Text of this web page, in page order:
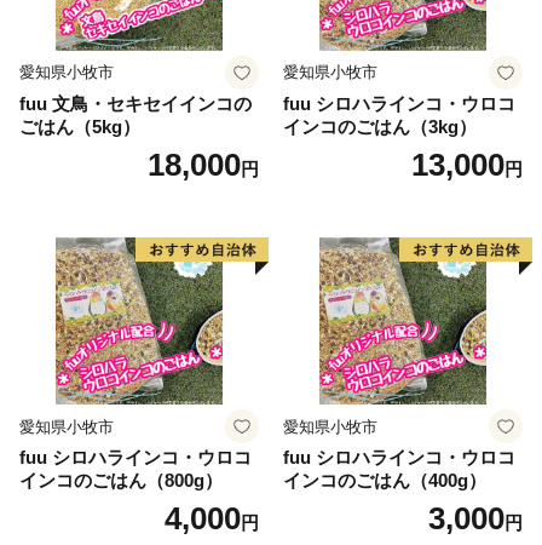
愛知県小牧市
fuu 文鳥・セキセイインコの
ごはん（5kg）
18,000円
愛知県小牧市
fuu シロハラインコ・ウロコ
インコのごはん（3kg）
13,000円
愛知県小牧市
fuu シロハラインコ・ウロコ
インコのごはん（800g）
4,000円
愛知県小牧市
fuu シロハラインコ・ウロコ
インコのごはん（400g）
3,000円